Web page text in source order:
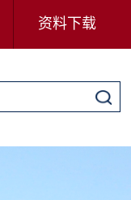
资料下载